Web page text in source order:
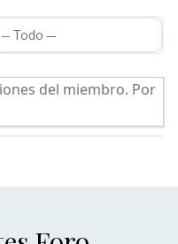
del miembro. Por